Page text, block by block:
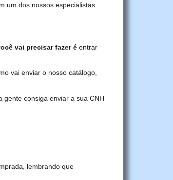
um dos nossos especialistas.
vai precisar fazer é entrar
vai enviar o nosso catálogo,
consiga enviar a sua CNH
lembrando que